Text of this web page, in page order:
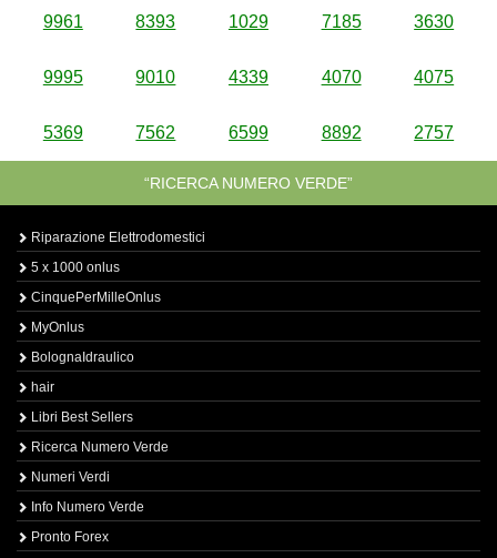
9961 8393 1029 7185 3630
9995 9010 4339 4070 4075
5369 7562 6599 8892 2757
“RICERCA NUMERO VERDE”
Riparazione Elettrodomestici
5 x 1000 onlus
CinquePerMilleOnlus
MyOnlus
BolognaIdraulico
hair
Libri Best Sellers
Ricerca Numero Verde
Numeri Verdi
Info Numero Verde
Pronto Forex